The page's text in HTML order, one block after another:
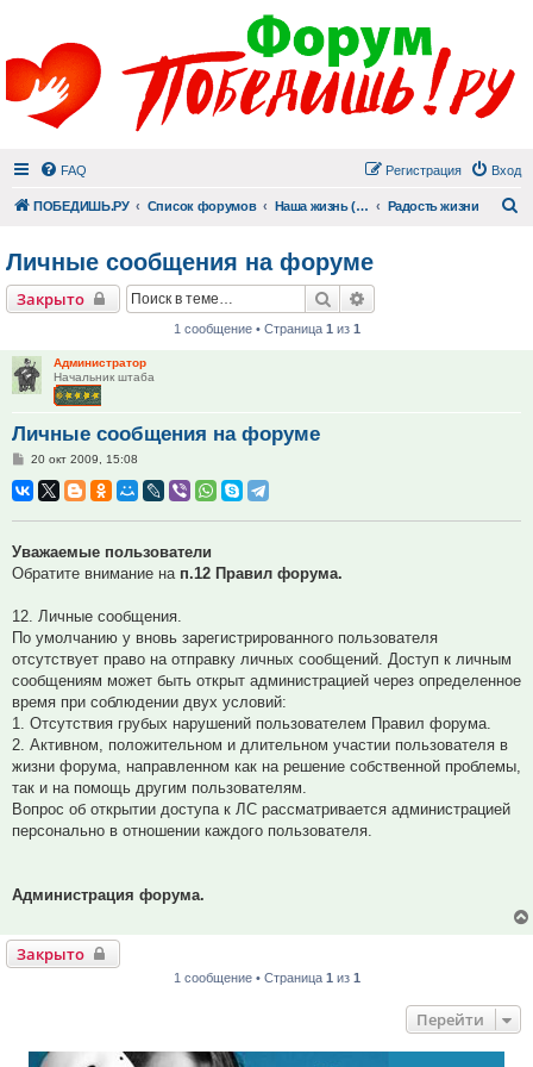
FAQ Вход
Регистрация
ПОБЕДИШЬ.РУ Список форумов Наша жизнь (не всё же о суициде!) Радость жизни
Личные сообщения на форуме
Закрыто Поиск
1 сообщение • Страница 1 из 1
Администратор
Начальник штаба
Личные сообщения на форуме
Сообщение
20 окт 2009, 15:08
Уважаемые пользователи
Обратите внимание на п.12 Правил форума.
12. Личные сообщения.
По умолчанию у вновь зарегистрированного пользователя
отсутствует право на отправку личных сообщений. Доступ к личным
сообщениям может быть открыт администрацией через определенное
время при соблюдении двух условий:
1. Отсутствия грубых нарушений пользователем Правил форума.
2. Активном, положительном и длительном участии пользователя в
жизни форума, направленном как на решение собственной проблемы,
так и на помощь другим пользователям.
Вопрос об открытии доступа к ЛС рассматривается администрацией
персонально в отношении каждого пользователя.
Администрация форума.
Закрыто
1 сообщение • Страница 1из 1
Перейти